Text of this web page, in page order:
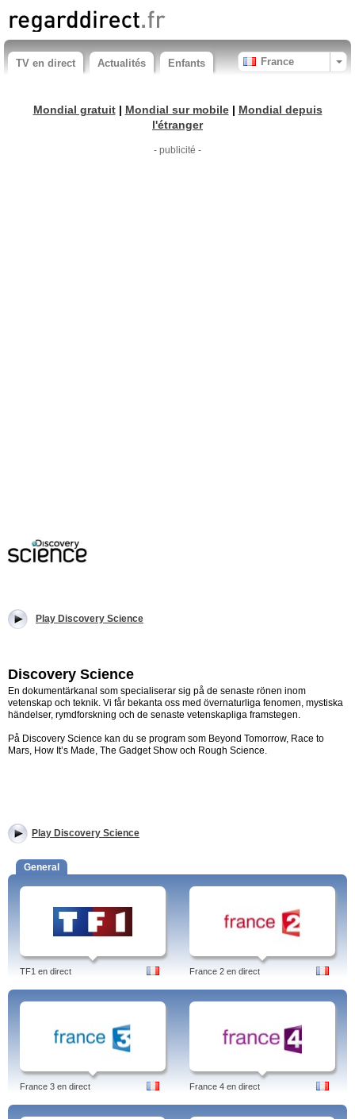
TV en direct Actualités Enfants France
Mondial gratuit| Mondial sur mobile| Mondial depuis
l'étranger
- publicité -
Play Discovery Science
Discovery Science
En dokumentärkanal som specialiserar sig på de senaste rönen inom
vetenskap och teknik. Vi får bekanta oss med övernaturliga fenomen, mystiska
händelser, rymdforskning och de senaste vetenskapliga framstegen.
På Discovery Science kan du se program som Beyond Tomorrow, Race to
Mars, How It’s Made, The Gadget Show och Rough Science.
Play Discovery Science
General
TF1 en direct France 2 en direct
France 3 en direct France 4 en direct